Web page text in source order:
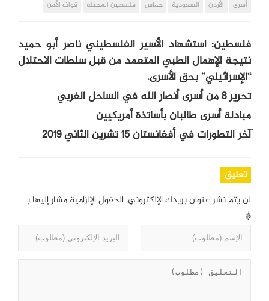
أسرى الأردن السعودية حماس فلسطين المحتلة قوات الأمن
فلسطين: استشهاد الأسير الفلسطيني ناصر أبو حميد
نتيجة الإهمال الطبي المتعمد من قبل سلطات الاحتلال
“الإسرائيلي” بحق الأسرى.
تحرير 8 من أسرى أنصار الله في الساحل الغربي
مبادلة أسرى طالبان بأساتذة أمريكيين
آخر التطورات في أفغانستان 15 تشرين الثاني 2019
تعليق
لن يتم نشر عنوان بريدك الإلكتروني. الحقول الإلزامية مشار إليها بـ
*